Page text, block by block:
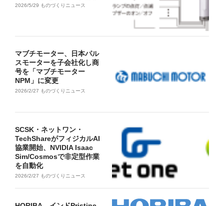
2026/5/29 ものづくりニュース
マブチモーター、日本パル
スモーターを子会社化し商
号を「マブチモーター
NPM」に変更
2026/2/27 ものづくりニュース
SCSK・ネットワン・
TechShareがフィジカルAI
協業開始、NVIDIA Isaac
Sim/Cosmosで非定型作業
を自動化
2026/2/27 ものづくりニュース